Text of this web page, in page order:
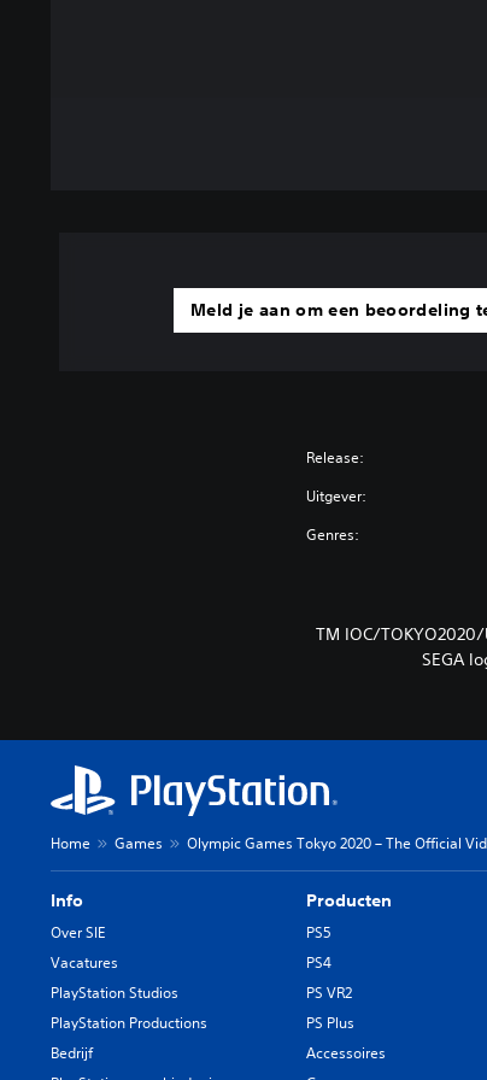
Meld je aan om een beoordeling
Release:
Uitgever:
Genres:
TM IOC/
SEGA
Home Games Olympic Games Tokyo 2020 – The Official
Info
Over SIE
Vacatures
PlayStation Studios
PlayStation Productions
Bedrijf
Producten
PS5
PS4
PS VR2
PS Plus
Accessoires